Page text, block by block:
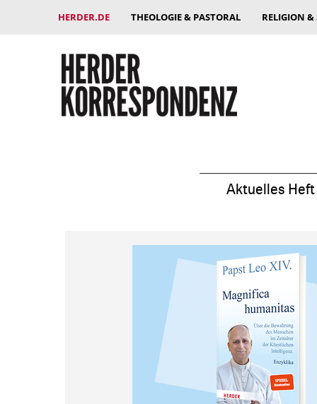
HERDER.DE THEOLOGIE & PASTORAL RELIGION
Aktuelles Heft